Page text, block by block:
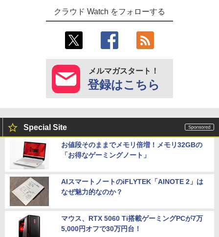
クラウド Watch をフォローする
メルマガスタート！
登録はこちら
Special Site
お値段そのままでメモリ倍増！メモリ32GBの
「お得なゲーミングノート」
AIスマートノートのiFLYTEK「AINOTE 2」は
なぜ魅力的なのか？
マウス、RTX 5060 Ti搭載ゲーミングPCが7万
5,000円オフで30万円台！